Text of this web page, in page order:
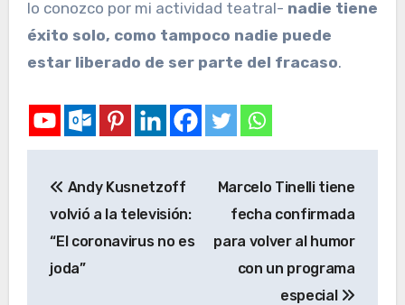
lo conozco por mi actividad teatral- nadie tiene
éxito solo, como tampoco nadie puede
estar liberado de ser parte del fracaso.
Andy Kusnetzoff
volvió a la televisión:
“El coronavirus no es
joda”
Marcelo Tinelli tiene
fecha confirmada
para volver al humor
con un programa
especial